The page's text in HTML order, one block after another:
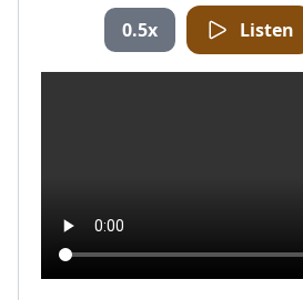
0.5x Listen